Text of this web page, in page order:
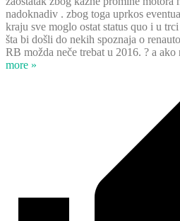
nadoknadiv . zbog toga uprkos
kraju sve moglo ostat status quo i u
šta bi došli do nekih spoznaja o
RB možda neče trebat u 2016. ? a ako
more »